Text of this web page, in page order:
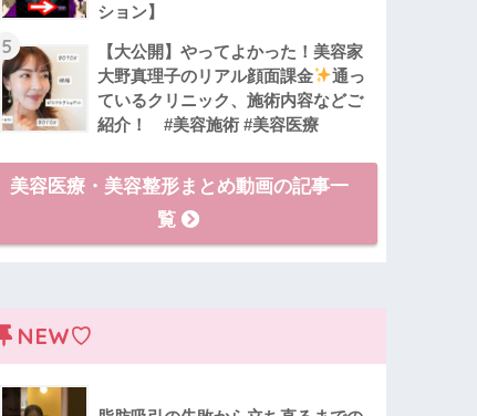
ション】
5
【大公開】やってよかった！美容家
大野真理子のリアル顔面課金
通っ
ているクリニック、施術内容などご
紹介！ #美容施術 #美容医療
美容医療・美容整形まとめ動画の記事一
覧
NEW♡